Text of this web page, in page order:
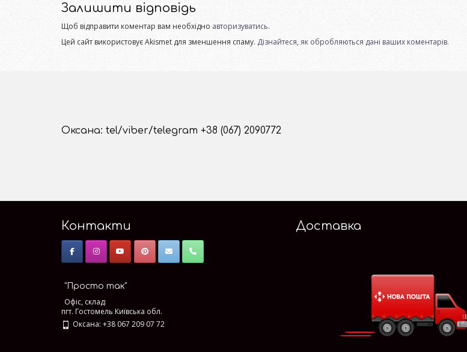
Залишити відповідь
Щоб відправити коментар вам необхідно авторизуватись.
Цей сайт використовує Akismet для зменшення спаму. Дізнайтеся, як обробляються дані ваших коментарів.
Оксана: tel/viber/telegram +38 (067) 2090772
Контакти
"Просто так"
Офіс, склад:
пгт. Гостомель Київська обл.
Оксана: +38 067 209 07 72
Доставка